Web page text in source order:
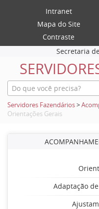
Intranet
Mapa do Site
Contraste
Secretaria
Servidores Fazendários>
Orientações Gerais
Adaptação